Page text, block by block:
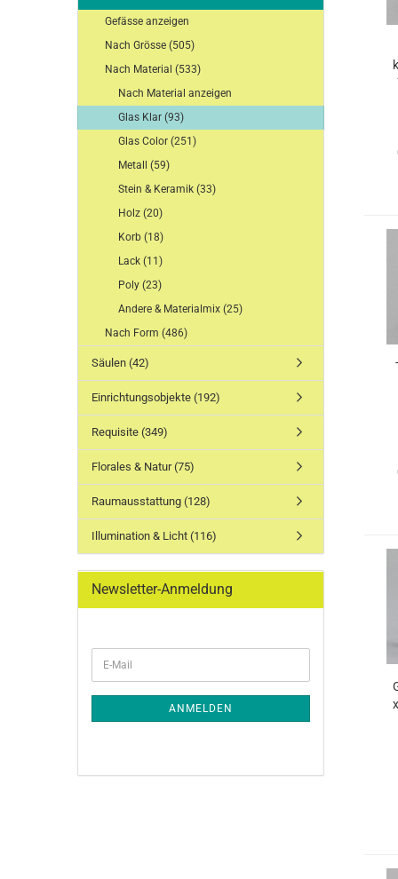
Gefässe anzeigen
Nach Grösse (505)
Nach Material (533)
Nach Material anzeigen
Glas Klar (93)
Glas Color (251)
Metall (59)
Stein & Keramik (33)
Holz (20)
Korb (18)
Lack (11)
Poly (23)
Andere & Materialmix (25)
Nach Form (486)
Säulen (42)
Einrichtungsobjekte (192)
Requisite (349)
Florales & Natur (75)
Raumausstattung (128)
Illumination & Licht (116)
Newsletter-Anmeldung
ZUR
NEWSLETTER-
ANMELDUNG
E-
Mail
ANMELDEN